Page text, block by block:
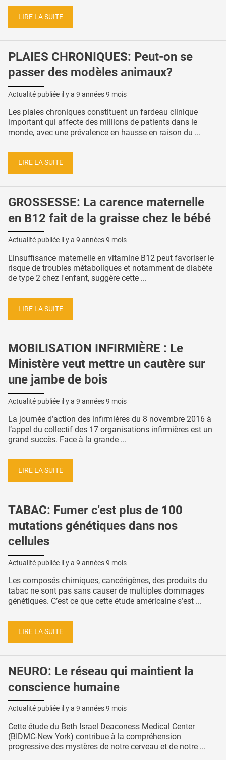
LIRE LA SUITE
PLAIES CHRONIQUES: Peut-on se
passer des modèles animaux?
Actualité publiée il y a 9 années 9 mois
Les plaies chroniques constituent un fardeau clinique
important qui affecte des millions de patients dans le
monde, avec une prévalence en hausse en raison du ...
LIRE LA SUITE
GROSSESSE: La carence maternelle
en B12 fait de la graisse chez le bébé
Actualité publiée il y a 9 années 9 mois
L'insuffisance maternelle en vitamine B12 peut favoriser le
risque de troubles métaboliques et notamment de diabète
de type 2 chez l'enfant, suggère cette ...
LIRE LA SUITE
MOBILISATION INFIRMIÈRE : Le
Ministère veut mettre un cautère sur
une jambe de bois
Actualité publiée il y a 9 années 9 mois
La journée d’action des infirmières du 8 novembre 2016 à
l’appel du collectif des 17 organisations infirmières est un
grand succès. Face à la grande ...
LIRE LA SUITE
TABAC: Fumer c'est plus de 100
mutations génétiques dans nos
cellules
Actualité publiée il y a 9 années 9 mois
Les composés chimiques, cancérigènes, des produits du
tabac ne sont pas sans causer de multiples dommages
génétiques. C’est ce que cette étude américaine s’est ...
LIRE LA SUITE
NEURO: Le réseau qui maintient la
conscience humaine
Actualité publiée il y a 9 années 9 mois
Cette étude du Beth Israel Deaconess Medical Center
(BIDMC-New York) contribue à la compréhension
progressive des mystères de notre cerveau et de notre ...